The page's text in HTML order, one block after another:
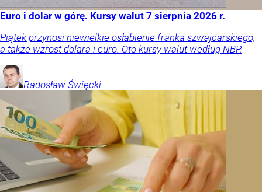
Euro i dolar w górę. Kursy walut 7 sierpnia 2026 r.
Piątek przynosi niewielkie osłabienie franka szwajcarskiego,
a także wzrost dolara i euro. Oto kursy walut według NBP.
Radosław Święcki